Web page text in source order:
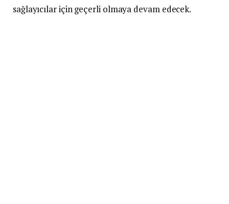
sağlayıcılar için geçerli olmaya devam edecek.